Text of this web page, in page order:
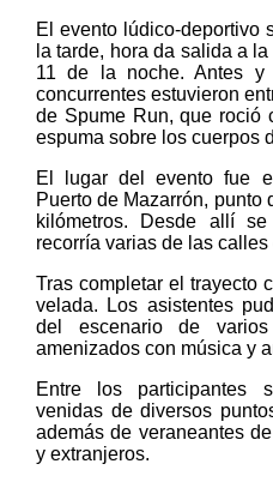
El evento lúdico-deportivo
la tarde, hora da salida a
11 de la noche. Antes
concurrentes estuvieron
de Spume Run, que roció
espuma sobre los cuerpos
El lugar del evento fue
Puerto de Mazarrón,
kilómetros. Desde allí
recorría varias de las
Tras completar el trayecto
velada. Los asistentes
del escenario de
amenizados con música y
Entre los participantes
venidas de diversos
además de veraneantes
y extranjeros.